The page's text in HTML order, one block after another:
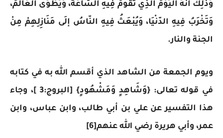
وَذَلِكَ أَنّهُ الْيَوْمُ الّذِي تَقُومُ فِيهِ السّاعَةُ، وَيُطْوَى الْعَالَمُ،
وَتَخْرَبُ فِيهِ الدّنْيَا، وَيُبْعَثُ فِيهِ النّاسُ إلَى مَنَازِلِهِمْ مِنْ
الجنة والنار.
ويوم الجمعة من الشاهد الذي أقسم الله به في كتابه
في قوله تعالى: {وَشَاهِدٍ وَمَشْهُودٍ} [البروج:3 ]، وجاء
هذا التفسير عن علي بن أبي طالب، وابن عباس، وابن
عمر، وأبي هريرة رضي الله عنهم[6]